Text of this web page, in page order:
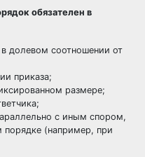
обязателен в
долевом соотношении от
приказа;
размере;
с иным спором,
(например, при